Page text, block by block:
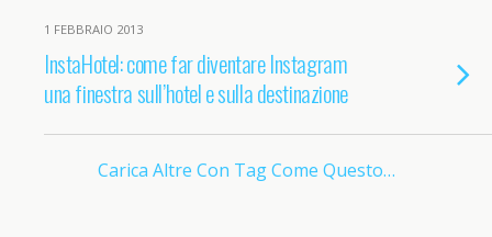
1 FEBBRAIO 2013
InstaHotel: come far diventare Instagram
una finestra sull’hotel e sulla destinazione
Carica Altre Con Tag Come Questo…